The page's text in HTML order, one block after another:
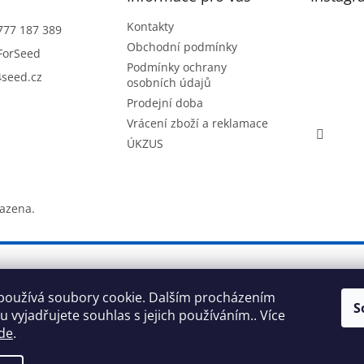
soubory cookie. Dalším procházením
vyjadřujete souhlas s jejich používáním.. Více
.
187 389
Kontakty
Obchodní podmínky
Podmínky ochrany
osobních údajů
Prodejní doba
Vrácení zboží a reklamace
ÚKZUS